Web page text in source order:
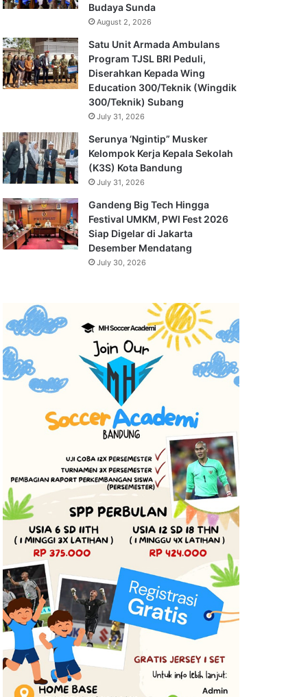
Budaya Sunda
August 2, 2026
Satu Unit Armada Ambulans
Program TJSL BRI Peduli,
Diserahkan Kepada Wing
Education 300/Teknik (Wingdik
300/Teknik) Subang
July 31, 2026
Serunya ‘Ngintip” Musker
Kelompok Kerja Kepala Sekolah
(K3S) Kota Bandung
July 31, 2026
Gandeng Big Tech Hingga
Festival UMKM, PWI Fest 2026
Siap Digelar di Jakarta
Desember Mendatang
July 30, 2026